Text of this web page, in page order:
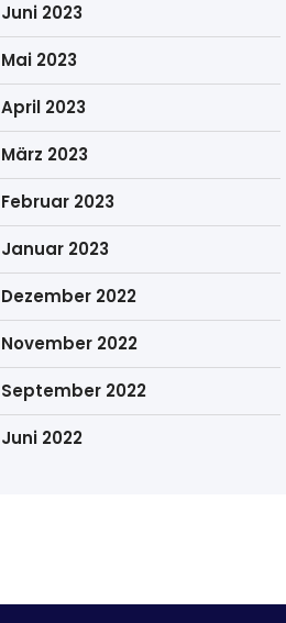
Juni 2023
Mai 2023
April 2023
März 2023
Februar 2023
Januar 2023
Dezember 2022
November 2022
September 2022
Juni 2022